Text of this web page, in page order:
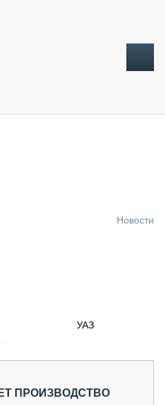
Новости
УАЗ
ПРОИЗВОДСТВО